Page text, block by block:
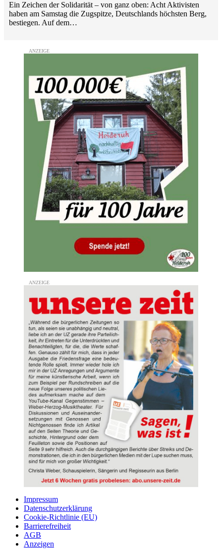
Ein Zeichen der Solidarität – von ganz oben: Acht Aktivisten
haben am Samstag die Zugspitze, Deutschlands höchsten Berg,
bestiegen. Auf dem…
Impressum
Datenschutzerklärung
Cookie-Richtlinie (EU)
Barrierefreiheit
AGB
Anzeigen